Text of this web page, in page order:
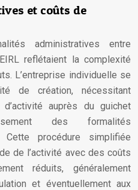
et coûts de
administratives entre
reflétaient la complexité
L’entreprise individuelle se
de création, nécessitant
auprès du guichet
des formalités
Cette procédure simplifiée
de l’activité avec des coûts
réduits, généralement
et éventuellement aux